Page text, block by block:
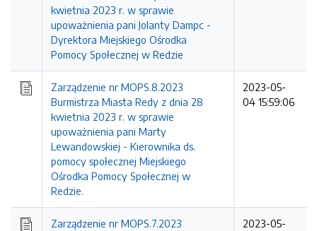
kwietnia 2023 r. w sprawie
upoważnienia pani Jolanty Dampc -
Dyrektora Miejskiego Ośrodka
Pomocy Społecznej w Redzie
Zarządzenie nr MOPS.8.2023
Burmistrza Miasta Redy z dnia 28
kwietnia 2023 r. w sprawie
upoważnienia pani Marty
Lewandowskiej - Kierownika ds.
pomocy społecznej Miejskiego
Ośrodka Pomocy Społecznej w
Redzie.
2023-05-
04 15:59:06
Zarządzenie nr MOPS.7.2023
2023-05-